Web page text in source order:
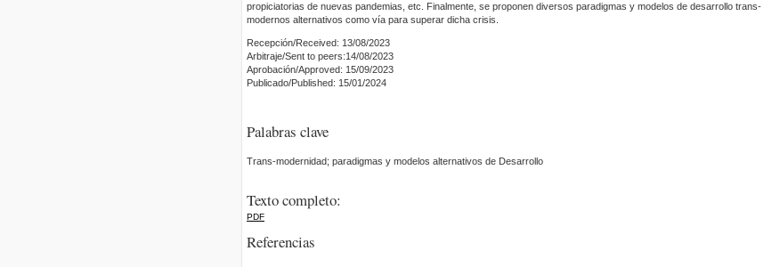
propiciatorias de nuevas pandemias, etc. Finalmente, se proponen diversos paradigmas y modelos de desarrollo trans-
modernos alternativos como vía para superar dicha crisis.
Recepción/Received: 13/08/2023
Arbitraje/Sent to peers:14/08/2023
Aprobación/Approved: 15/09/2023
Publicado/Published: 15/01/2024
Palabras clave
Trans-modernidad; paradigmas y modelos alternativos de Desarrollo
Texto completo:
PDF
Referencias